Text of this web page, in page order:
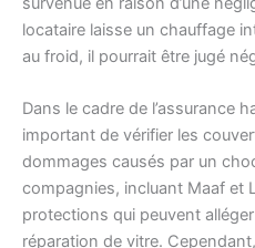
locataire laisse un chauffage
au froid, il pourrait être jugé
Dans le cadre de l’assurance
important de vérifier les
dommages causés par un
compagnies, incluant Maaf et
protections qui peuvent
réparation de vitre.